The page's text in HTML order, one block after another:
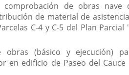
comprobación de obras nave
de material de
C-4 y C-5 del Plan Parcial
obras (básico y ejecución)
en edificio de Paseo del Cauce